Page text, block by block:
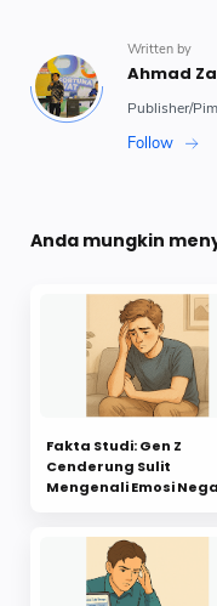
Anda mungkin
Fakta Studi: Gen Z
Cenderung Sulit
Mengenali Emosi